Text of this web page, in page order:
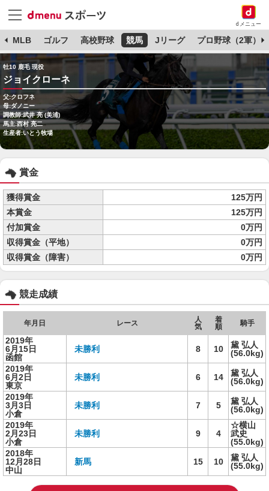
dメニュー
MLB ゴルフ 高校野球 競馬 Jリーグ プロ野球（2軍）
牡10 鹿毛 現役
ジョイクローネ
父:クロフネ
母:ダノニー
調教師:武井 亮 (美浦)
馬主:西村 亮二
生産者:いとう牧場
賞金
獲得賞金
125万円
本賞金
125万円
付加賞金
0万円
収得賞金（平地）
0万円
収得賞金（障害）
0万円
競走成績
年月日 レース
人
気
着
順
騎手
2019年
6月15日
函館
未勝利 8 10
黛 弘人
(56.0kg)
2019年
6月2日
東京
未勝利 6 14
黛 弘人
(56.0kg)
2019年
3月3日
小倉
未勝利 7 5
黛 弘人
(56.0kg)
2019年
2月23日
小倉
未勝利 9 4
☆横山
武史
(55.0kg)
2018年
12月28日
中山
新馬 15 10
黛 弘人
(55.0kg)